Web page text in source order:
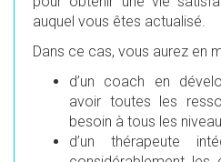
auquel vous êtes actualisé.
Dans ce cas, vous aurez en
d’un coach en
avoir toutes les
besoin à tous les
d’un thérapeute